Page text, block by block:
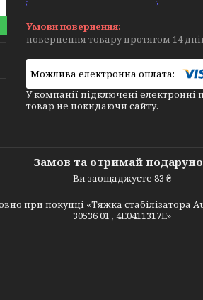
повернення товару протягом 14
У компанії підключені
товар не покидаючи сайту.
Замов та отримай
Ви заощаджуєте 83 ₴
при покупці «Тяжка стабілізатора
30536 01 , 4E0411317E»